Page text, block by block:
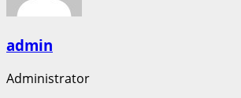
admin
Administrator